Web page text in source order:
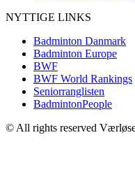
NYTTIGE LINKS
Badminton Danmark
Badminton Europe
BWF
BWF World Rankings
Seniorranglisten
BadmintonPeople
© All rights reserved